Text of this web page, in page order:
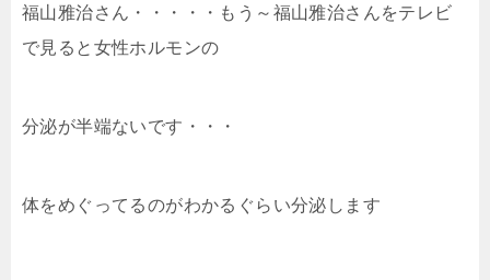
福山雅治さん・・・・・もう～福山雅治さんをテレビ
で見ると女性ホルモンの
分泌が半端ないです・・・
体をめぐってるのがわかるぐらい分泌します